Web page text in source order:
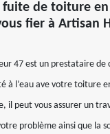
fuite de toiture
fier à Artisan
47 est un prestataire de
à l’eau ave votre toiture
il peut vous assurer un
problème ainsi que la